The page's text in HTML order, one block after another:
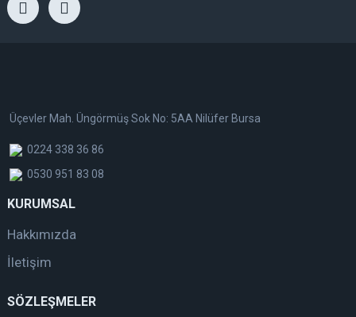
Üçevler Mah. Üngörmüş Sok No: 5AA Nilüfer Bursa
0224 338 36 86
0530 951 83 08
KURUMSAL
Hakkımızda
İletişim
SÖZLEŞMELER